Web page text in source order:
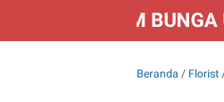
FLORIST KIRIM
Beranda / Florist